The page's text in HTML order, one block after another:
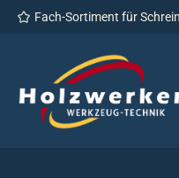
Hauptinhalt springen
Zur Suche springen
Zur Hauptnavigation
Fach-Sortiment für